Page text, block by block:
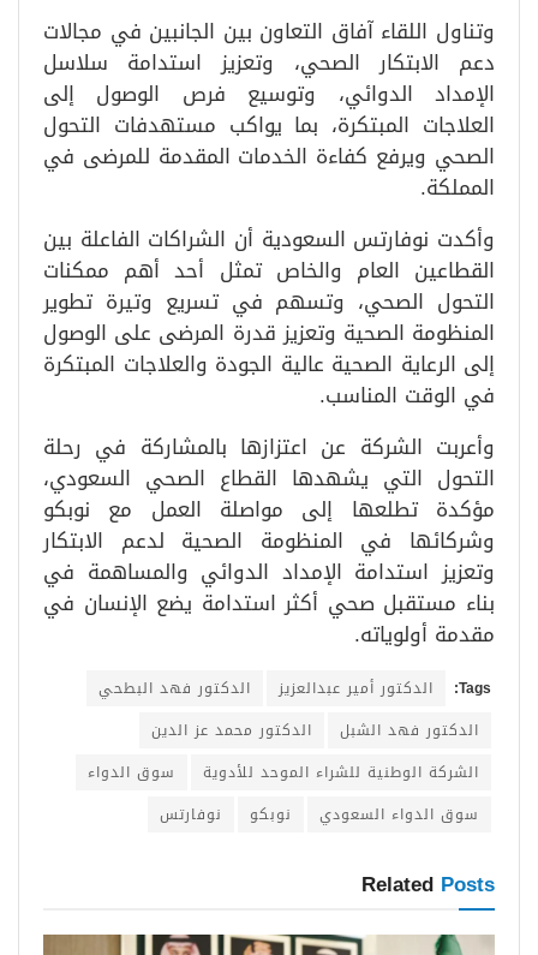
وتناول اللقاء آفاق التعاون بين الجانبين في مجالات
دعم الابتكار الصحي، وتعزيز استدامة سلاسل
الإمداد الدوائي، وتوسيع فرص الوصول إلى
العلاجات المبتكرة، بما يواكب مستهدفات التحول
الصحي ويرفع كفاءة الخدمات المقدمة للمرضى في
المملكة.
وأكدت نوفارتس السعودية أن الشراكات الفاعلة بين
القطاعين العام والخاص تمثل أحد أهم ممكنات
التحول الصحي، وتسهم في تسريع وتيرة تطوير
المنظومة الصحية وتعزيز قدرة المرضى على الوصول
إلى الرعاية الصحية عالية الجودة والعلاجات المبتكرة
في الوقت المناسب.
وأعربت الشركة عن اعتزازها بالمشاركة في رحلة
التحول التي يشهدها القطاع الصحي السعودي،
مؤكدة تطلعها إلى مواصلة العمل مع نوبكو
وشركائها في المنظومة الصحية لدعم الابتكار
وتعزيز استدامة الإمداد الدوائي والمساهمة في
بناء مستقبل صحي أكثر استدامة يضع الإنسان في
مقدمة أولوياته.
Tags: الدكتور أمير عبدالعزيز
الدكتور فهد البطحي
الدكتور فهد الشبل
الدكتور محمد عز الدين
الشركة الوطنية للشراء الموحد للأدوية
سوق الدواء
سوق الدواء السعودي
نوبكو نوفارتس
Related Posts